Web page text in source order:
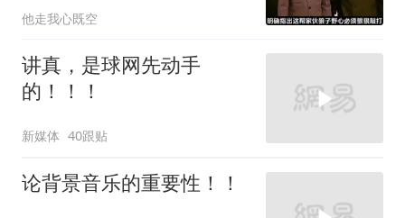
他走我心既空
讲真，是球网先动手
的！！！
新媒体 40跟贴
论背景音乐的重要性！！